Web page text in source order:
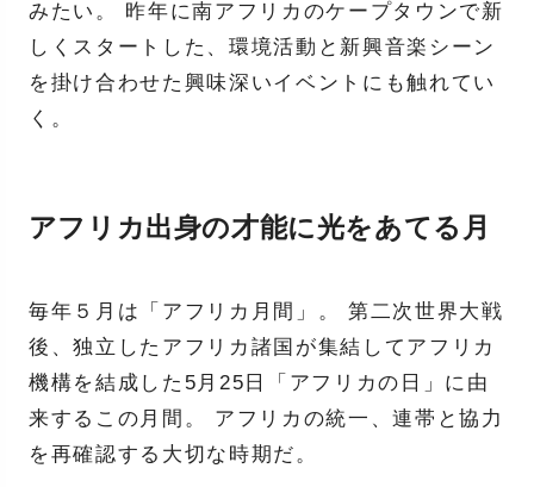
みたい。 昨年に南アフリカのケープタウンで新
しくスタートした、環境活動と新興音楽シーン
を掛け合わせた興味深いイベントにも触れてい
く。
アフリカ出身の才能に光をあてる月
毎年５月は「アフリカ月間」。 第二次世界大戦
後、独立したアフリカ諸国が集結してアフリカ
機構を結成した5月25日「アフリカの日」に由
来するこの月間。 アフリカの統一、連帯と協力
を再確認する大切な時期だ。